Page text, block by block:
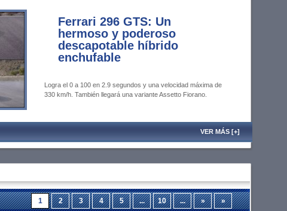
Ferrari 296 GTS: Un
hermoso y poderoso
descapotable híbrido
enchufable
Logra el 0 a 100 en 2.9 segundos y una velocidad máxima de
330 km/h. También llegará una variante Assetto Fiorano.
VER MÁS [+]
1 2 3 4 5 ... 10 ... » »